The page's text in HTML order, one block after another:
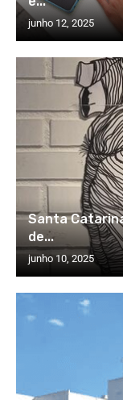
junho 12, 2025
Santa
de...
junho 10, 2025